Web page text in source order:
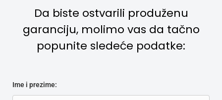
Da biste ostvarili produženu
garanciju, molimo vas da tačno
popunite sledeće podatke:
Ime i prezime: